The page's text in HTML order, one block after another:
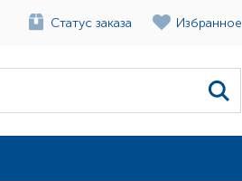
Статус заказа Избранное